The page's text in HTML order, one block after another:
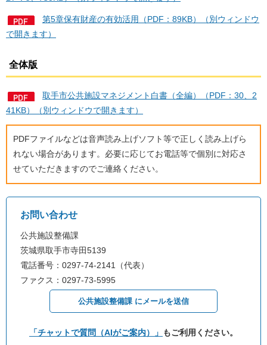
第5章保有財産の有効活用（PDF：89KB）（別ウィンドウ
で開きます）
全体版
取手市公共施設マネジメント白書（全編）（PDF：30、2
41KB）（別ウィンドウで開きます）
PDFファイルなどは音声読み上げソフト等で正しく読み上げら
れない場合があります。必要に応じてお電話等で個別に対応さ
せていただきますのでご連絡ください。
お問い合わせ
公共施設整備課
茨城県取手市寺田5139
電話番号：0297-74-2141（代表）
ファクス：0297-73-5995
公共施設整備課 にメールを送信
「チャットで質問（AIがご案内）」 もご利用ください。